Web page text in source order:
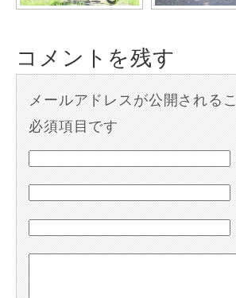
コメントを残す
メールアドレスが公開される
必須項目です